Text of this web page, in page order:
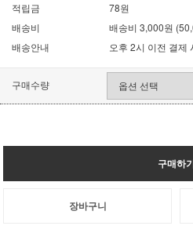
적립금
78원
배송비
배송비 3,000원
배송안내
오후 2시 이전 결제
구매수량
구매하
장바구니